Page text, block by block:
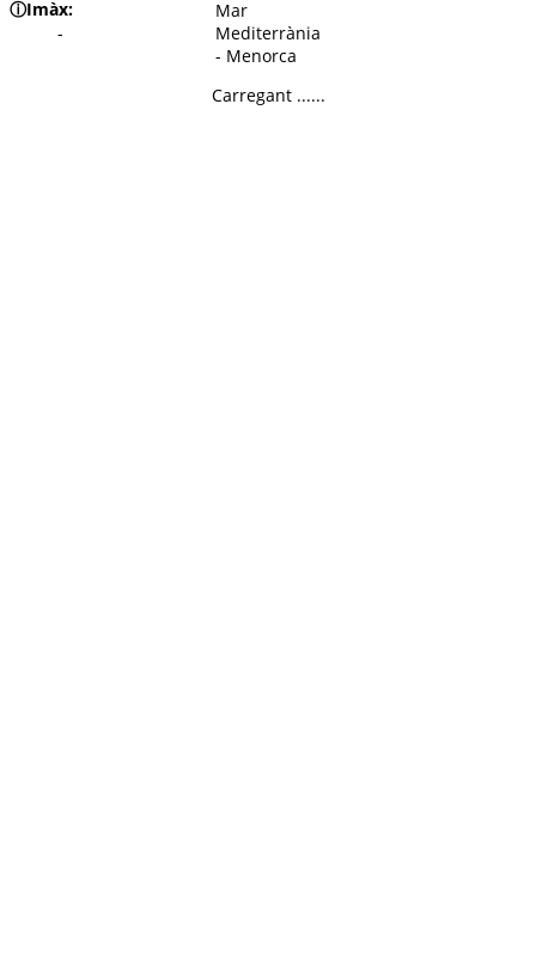
ⓘImàx:
-
Mar
Mediterrània
- Menorca
Carregant ......